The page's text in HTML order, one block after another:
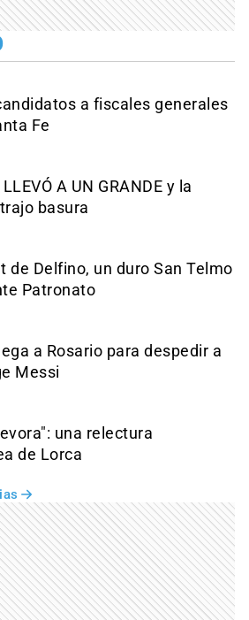
a fiscales generales
Fe
LLEVÓ A UN GRANDE y la
basura
de Delfino, un duro San Telmo
Patronato
a Rosario para despedir a
Messi
una relectura
de Lorca